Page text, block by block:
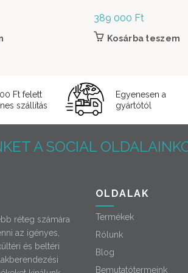
389 000 Ft
Kosárba teszem
Ft felett
szállítás
Egyenesen a
gyártótól
A SOCIAL
réteg számára
az igényes,
és beltéri
OLDALAK
Termékek
Rólunk
Blog
Bemutatótermeink